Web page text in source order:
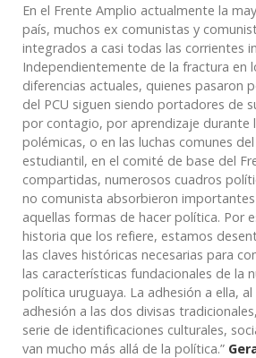
En el Frente Amplio actualmente la
país, muchos ex comunistas y
integrados a casi todas las corrientes
Independientemente de la fractura en
diferencias actuales, quienes pasaron
del PCU siguen siendo portadores de
por contagio, por aprendizaje durante
polémicas, o en las luchas comunes
estudiantil, en el comité de base del
compartidas, numerosos cuadros
no comunista absorbieron
aquellas formas de hacer política. Por
historia que los refiere, estamos
las claves históricas necesarias para
las características fundacionales de la
política uruguaya. La adhesión a ella,
adhesión a las dos divisas
serie de identificaciones culturales,
van mucho más allá de la política.”